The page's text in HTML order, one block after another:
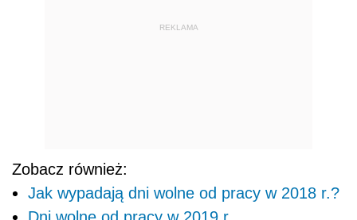
REKLAMA
Zobacz również:
Jak wypadają dni wolne od pracy w 2018 r.?